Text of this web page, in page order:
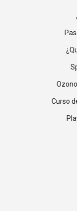
Curso